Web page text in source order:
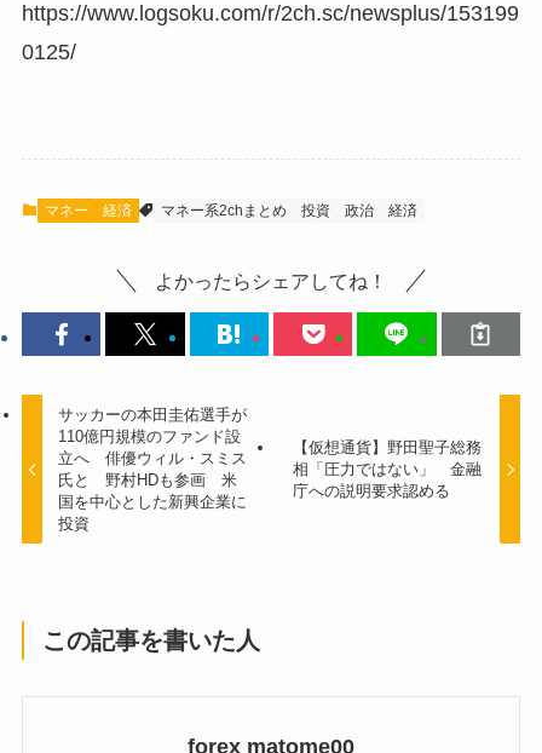
https://www.logsoku.com/r/2ch.sc/newsplus/153199
0125/
マネー 経済 マネー系2chまとめ 投資 政治 経済
よかったらシェアしてね！
サッカーの本田圭佑選手が
110億円規模のファンド設
立へ 俳優ウィル・スミス
氏と 野村HDも参画 米
国を中心とした新興企業に
投資
【仮想通貨】野田聖子総務
相「圧力ではない」 金融
庁への説明要求認める
この記事を書いた人
forex matome00